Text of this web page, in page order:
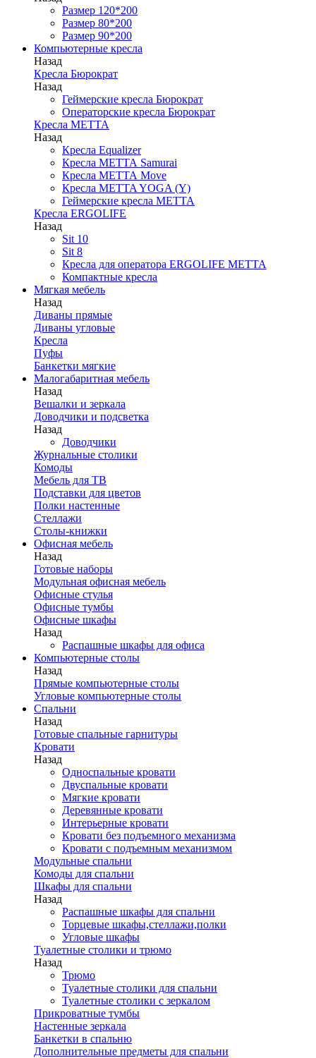
Размер 120*200
Размер 80*200
Размер 90*200
Компьютерные кресла
Назад
Кресла Бюрократ
Назад
Геймерские кресла Бюрократ
Операторские кресла Бюрократ
Кресла МЕТТА
Назад
Кресла Equalizer
Кресла МЕТТА Samurai
Кресла МЕТТА Move
Кресла METTA YOGA (Y)
Геймерские кресла МЕТТА
Кресла ERGOLIFE
Назад
Sit 10
Sit 8
Кресла для оператора ERGOLIFE МЕТТА
Компактные кресла
Мягкая мебель
Назад
Диваны прямые
Диваны угловые
Кресла
Пуфы
Банкетки мягкие
Малогабаритная мебель
Назад
Вешалки и зеркала
Доводчики и подсветка
Назад
Доводчики
Журнальные столики
Комоды
Мебель для ТВ
Подставки для цветов
Полки настенные
Стеллажи
Столы-книжки
Офисная мебель
Назад
Готовые наборы
Модульная офисная мебель
Офисные стулья
Офисные тумбы
Офисные шкафы
Назад
Распашные шкафы для офиса
Компьютерные столы
Назад
Прямые компьютерные столы
Угловые компьютерные столы
Спальни
Назад
Готовые спальные гарнитуры
Кровати
Назад
Односпальные кровати
Двуспальные кровати
Мягкие кровати
Деревянные кровати
Интерьерные кровати
Кровати без подъемного механизма
Кровати с подъемным механизмом
Модульные спальни
Комоды для спальни
Шкафы для спальни
Назад
Распашные шкафы для спальни
Торцевые шкафы,стеллажи,полки
Угловые шкафы
Туалетные столики и трюмо
Назад
Трюмо
Туалетные столики для спальни
Туалетные столики с зеркалом
Прикроватные тумбы
Настенные зеркала
Банкетки в спальню
Дополнительные предметы для спальни